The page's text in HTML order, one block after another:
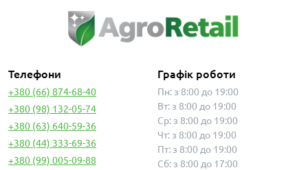
Телефони
+380 (66) 874-68-40
+380 (98) 132-05-74
+380 (63) 640-59-36
+380 (44) 333-69-36
+380 (99) 005-09-88
Графік роботи
Пн: з 8:00 до 19:00
Вт: з 8:00 до 19:00
Ср: з 8:00 до 19:00
Чт: з 8:00 до 19:00
Пт: з 8:00 до 19:00
Сб: з 8:00 до 17:00